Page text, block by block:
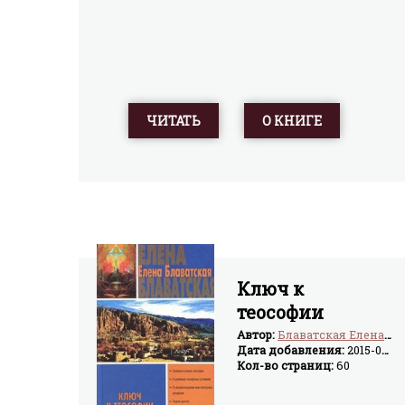
и животного происхождения, что резко
уменьшает риск их негативного воздействия.
ЧИТАТЬ О КНИГЕ
Ключ к
теософии
Автор:Блаватская Елена Петровна
Дата добавления:2015-04-02
Кол-во страниц:60